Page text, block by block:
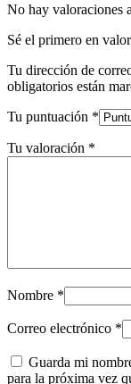
No hay valoraciones
Sé el primero en
Tu dirección de
obligatorios están
Tu puntuación *
Tu valoración *
Nombre *
Correo electrónico *
Guarda mi
para la próxima vez